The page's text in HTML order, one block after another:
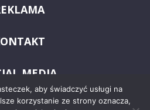
MEDIA
aby świadczyć usługi na
korzystanie ze strony oznacza,